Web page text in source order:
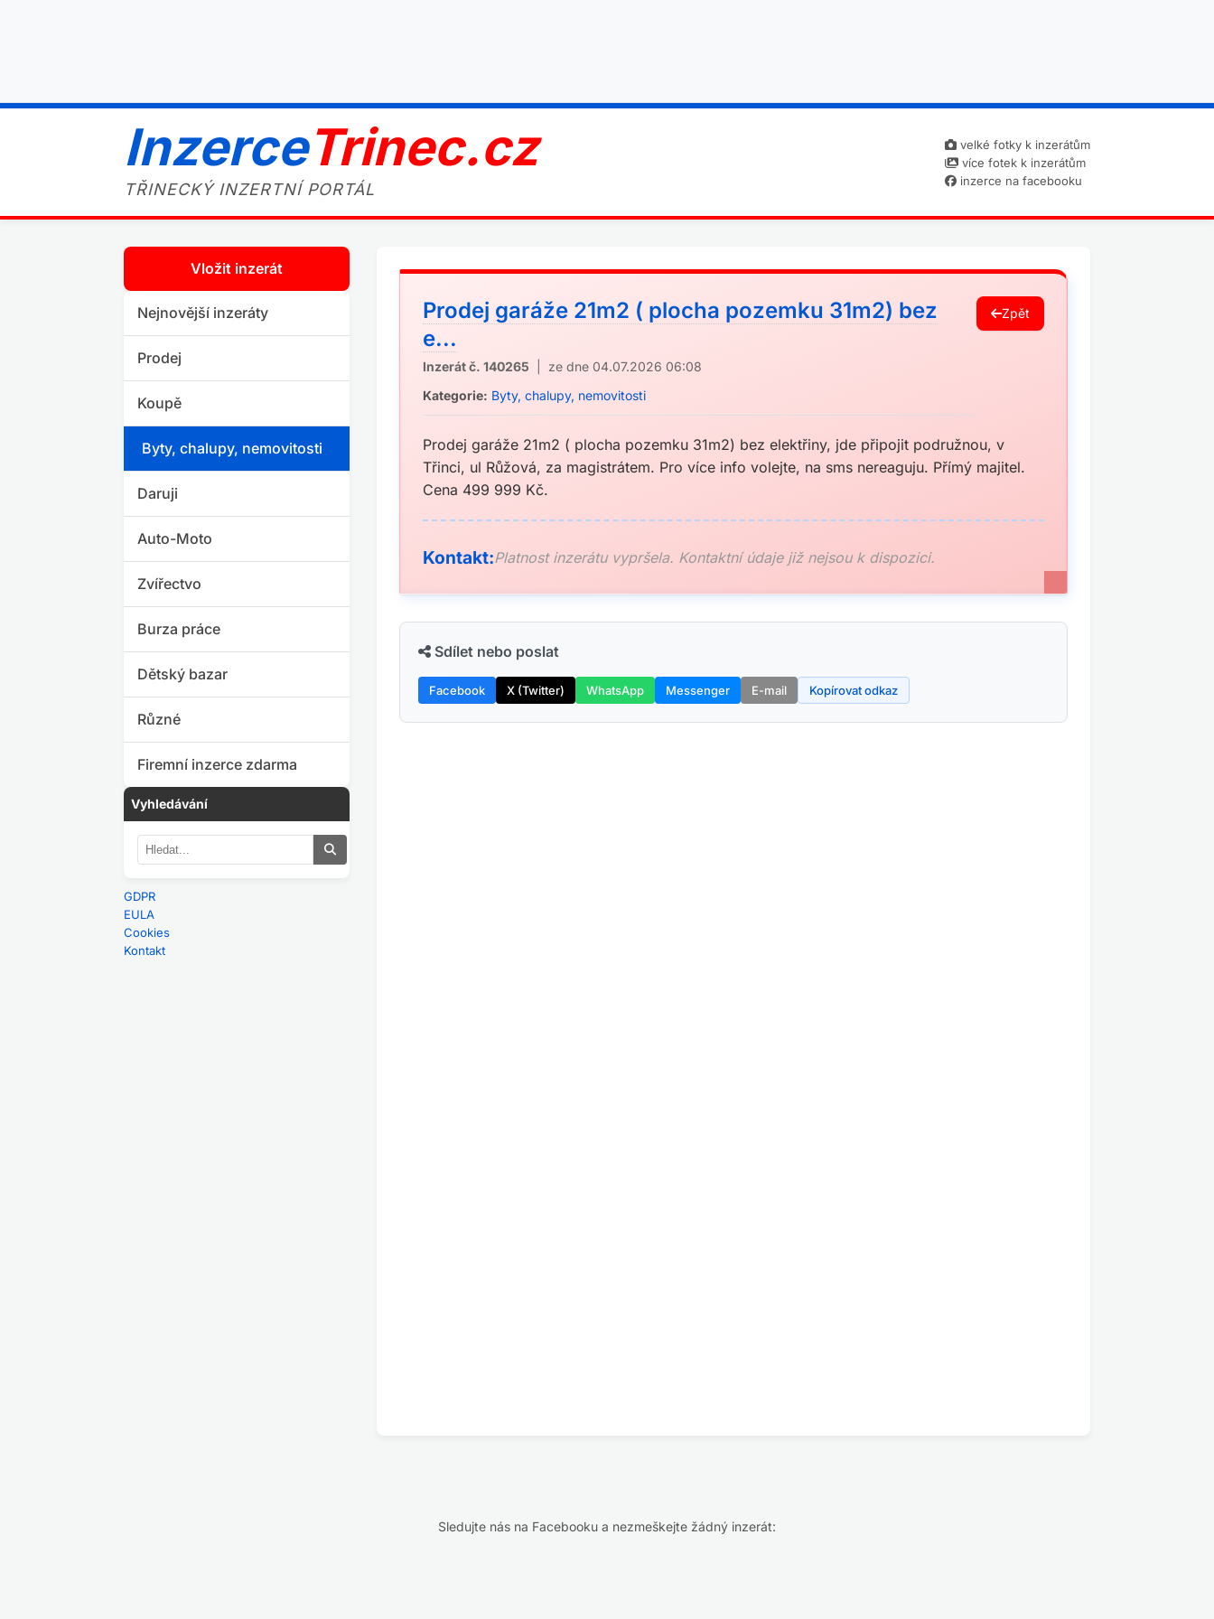
InzerceTrinec.cz
TŘINECKÝ INZERTNÍ PORTÁL
velké fotky k inzerátům
více fotek k inzerátům
inzerce na facebooku
Vložit inzerát
Nejnovější inzeráty
Prodej
Koupě
Byty, chalupy, nemovitosti
Daruji
Auto-Moto
Zvířectvo
Burza práce
Dětský bazar
Různé
Firemní inzerce zdarma
Vyhledávání
GDPR
EULA
Cookies
Kontakt
Prodej garáže 21m2 ( plocha pozemku 31m2) bez
e...
Inzerát č. 140265 | ze dne 04.07.2026 06:08
Kategorie: Byty, chalupy, nemovitosti
Zpět
Prodej garáže 21m2 ( plocha pozemku 31m2) bez elektřiny, jde připojit podružnou, v
Třinci, ul Růžová, za magistrátem. Pro více info volejte, na sms nereaguju. Přímý majitel.
Cena 499 999 Kč.
Kontakt:Platnost inzerátu vypršela. Kontaktní údaje již nejsou k dispozici.
Sdílet nebo poslat
Facebook X (Twitter) WhatsApp Messenger E-mail Kopírovat odkaz
Sledujte nás na Facebooku a nezmeškejte žádný inzerát: